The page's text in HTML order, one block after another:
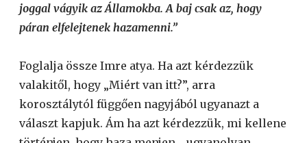
joggal vágyik az Államokba. A baj csak az, hogy
páran elfelejtenek hazamenni.”
Foglalja össze Imre atya. Ha azt kérdezzük
valakitől, hogy „Miért van itt?”, arra
korosztálytól függően nagyjából ugyanazt a
választ kapjuk. Ám ha azt kérdezzük, mi kellene